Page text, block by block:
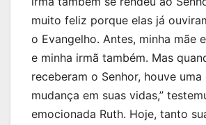
muito feliz porque elas já
o Evangelho. Antes, minha mãe
e minha irmã também. Mas
receberam o Senhor, houve uma
mudança em suas vidas,”
emocionada Ruth. Hoje, tanto